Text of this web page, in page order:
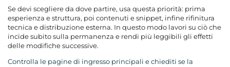
Se devi scegliere da dove partire, usa questa priorità: prima
esperienza e struttura, poi contenuti e snippet, infine rifinitura
tecnica e distribuzione esterna. In questo modo lavori su ciò che
incide subito sulla permanenza e rendi più leggibili gli effetti
delle modifiche successive.
Controlla le pagine di ingresso principali e chiediti se la